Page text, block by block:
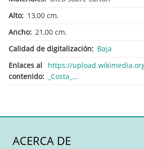
Alto
13,00 cm.
Ancho
21,00 cm.
Calidad de digitalización
Baja
Enlaces al
contenido
https://
_Costa_…
ACERCA DE